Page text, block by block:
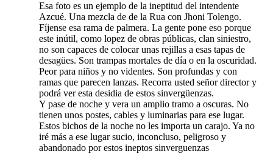
Esa foto es un ejemplo de la ineptitud del intendente
Azcué. Una mezcla de de la Rua con Jhoni Tolengo.
Fíjense esa rama de palmera. La gente pone eso porque
este inútil, como lopez de obras públicas, clan siniestro,
no son capaces de colocar unas rejillas a esas tapas de
desagües. Son trampas mortales de día o en la oscuridad.
Peor para niños y no videntes. Son profundas y con
ramas que parecen lanzas. Recorra usted señor director y
podrá ver esta desidia de estos sinvergüenzas.
Y pase de noche y vera un amplio tramo a oscuras. No
tienen unos postes, cables y luminarias para ese lugar.
Estos bichos de la noche no les importa un carajo. Ya no
iré más a ese lugar sucio, inconcluso, peligroso y
abandonado por estos ineptos sinverguenzas